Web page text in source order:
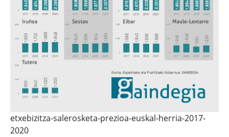
etxebizitza-salerosketa-prezioa-euskal-herria-2017-
2020